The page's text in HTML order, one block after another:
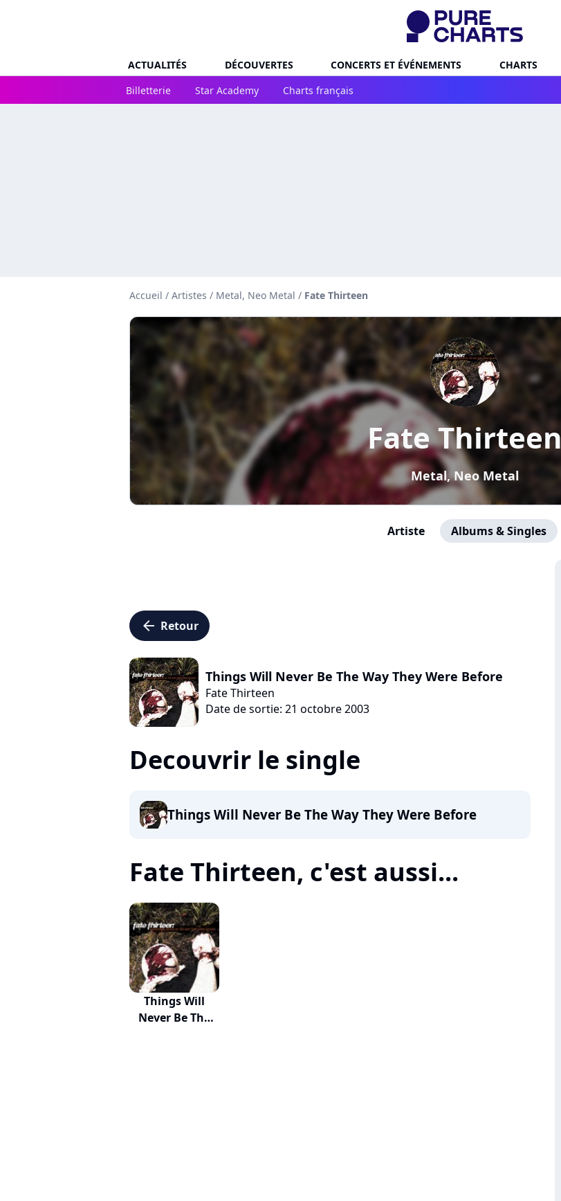
ACTUALITÉS DÉCOUVERTES CONCERTS ET ÉVÉNEMENTS CHARTS
Billetterie
Star Academy Charts français
Accueil / Artistes / Metal, Neo Metal / Fate Thirteen
Fate Thirteen
Metal, Neo Metal
Artiste Albums & Singles
arrow_left Retour
Things Will Never Be The Way They Were Before
Fate Thirteen
Date de sortie: 21 octobre 2003
Decouvrir le single
Things Will Never Be The Way They Were Before
Fate Thirteen, c'est aussi...
Things Will
Never Be The